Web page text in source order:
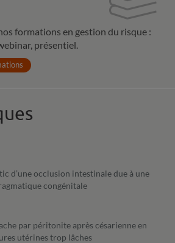
formations en gestion du risque :
présentiel.
d’une occlusion intestinale due à une
congénitale
par péritonite après césarienne en
utérines trop lâches